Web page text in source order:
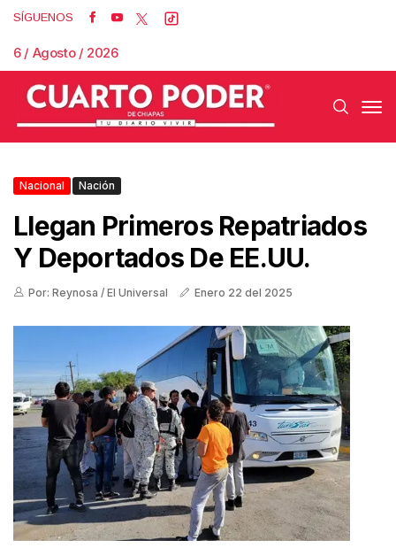
SÍGUENOS
6 / Agosto / 2026
Nacional Nación
Llegan Primeros Repatriados
Y Deportados De EE.UU.
Por: Reynosa / El Universal Enero 22 del 2025